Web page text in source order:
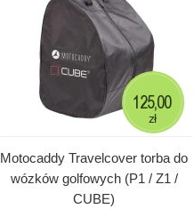
Motocaddy Travelcover torba do
wózków golfowych (P1 / Z1 /
CUBE)
125,00
zł